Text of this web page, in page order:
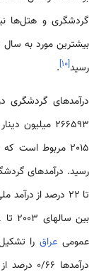
گردشگری و هتل‌ها
رسید[۱۰]
.
تا 22 درصد از
عمومی عراق